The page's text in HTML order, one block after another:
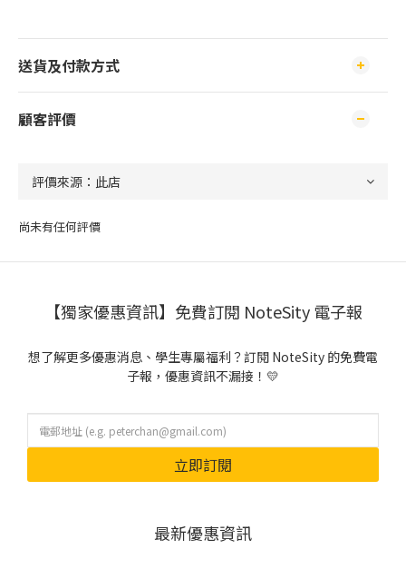
送貨及付款方式
顧客評價
尚未有任何評價
【獨家優惠資訊】免費訂閱 NoteSity 電子報
想了解更多優惠消息、學生專屬福利？訂閱 NoteSity 的免費電
子報，優惠資訊不漏接！💛
立即訂閱
最新優惠資訊